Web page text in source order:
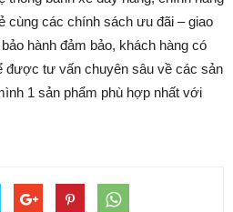
cùng các chính sách ưu đãi – giao
hành đảm bảo, khách hàng có
được tư vấn chuyên sâu về các sản
1 sản phẩm phù hợp nhất với